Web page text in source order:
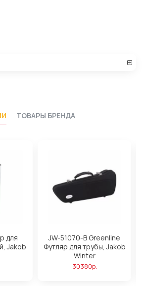
ТОВАРЫ БРЕНДА
для
Jakob
JW-51070-B Greenline
Футляр для трубы, Jakob
Winter
30380р.